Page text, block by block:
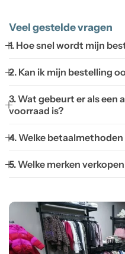
Veel gestelde vragen
1. Hoe snel wordt mijn
2. Kan ik mijn bestelling
3. Wat gebeurt er als een
voorraad is?
4. Welke
5. Welke merken